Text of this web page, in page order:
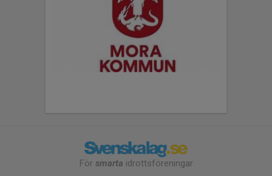
För smarta idrottsföreningar